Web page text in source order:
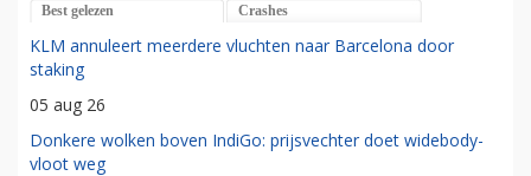
Best gelezen Crashes
KLM annuleert meerdere vluchten naar Barcelona door
staking
05 aug 26
Donkere wolken boven IndiGo: prijsvechter doet widebody-
vloot weg